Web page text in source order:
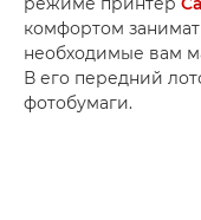
комфортом
необходимые вам
В его передний
фотобумаги.